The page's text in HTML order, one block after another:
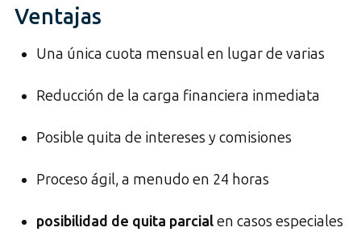
Ventajas
Una única cuota mensual en lugar de varias
Reducción de la carga financiera inmediata
Posible quita de intereses y comisiones
Proceso ágil, a menudo en 24 horas
posibilidad de quita parcialen casos especiales